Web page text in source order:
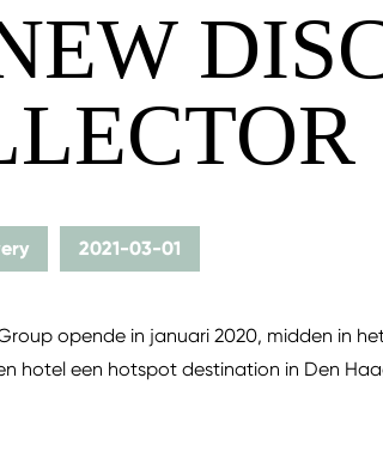
2021-03-01
opende in januari 2020, midden in
hotel een hotspot destination in Den